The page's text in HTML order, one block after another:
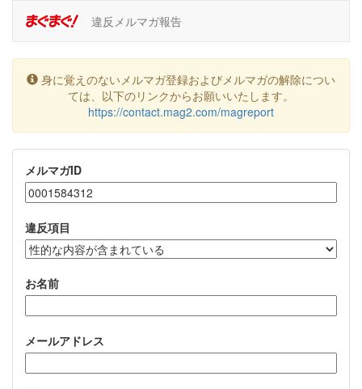
違反メルマガ報告
身に覚えのないメルマガ登録およびメルマガの解除につい
ては、以下のリンクからお願いいたします。
https://contact.mag2.com/magreport
メルマガID
違反項目
お名前
メールアドレス